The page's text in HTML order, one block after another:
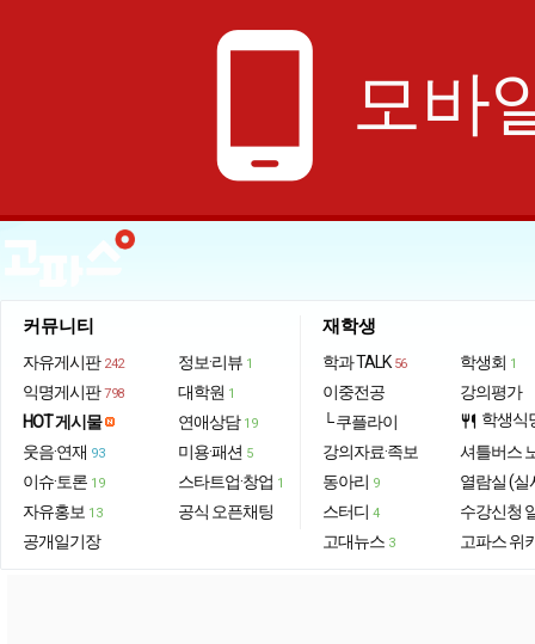
phone_android 모바
커뮤니티
자유게시판 242
익명게시판 798
HOT 게시물
웃음·연재 93
이슈·토론 19
자유홍보 13
공개일기장
정보·리뷰 1
대학원 1
연애상담 19
미용·패션 5
스타트업·창업 1
공식 오픈채팅
재학생
학과 TALK 56
이중전공
└ 쿠플라이
강의자료·족보
동아리 9
스터디 4
고대뉴스 3
학생회 1
강의평가
restaurant 학생식
셔틀버스
열람실 (실
수강신청
고파스 위